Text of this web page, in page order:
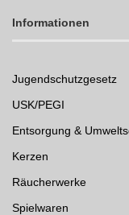
Informationen
Jugendschutzgesetz
USK/PEGI
Entsorgung &
Kerzen
Räucherwerke
Spielwaren